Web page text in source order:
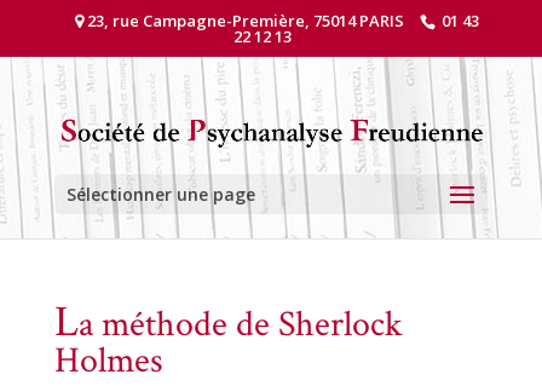
23, rue Campagne-Première, 75014 PARIS 01 43
22 12 13
Sélectionner une page
La méthode de Sherlock
Holmes